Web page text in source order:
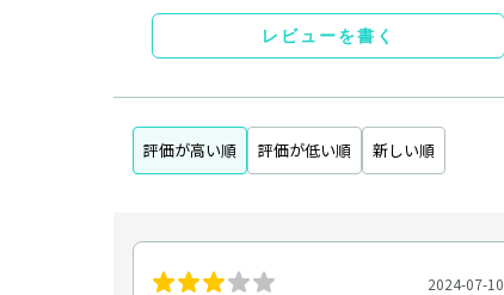
レビューを書く
評価が高い順 評価が低い順 新しい順
2024-07-10